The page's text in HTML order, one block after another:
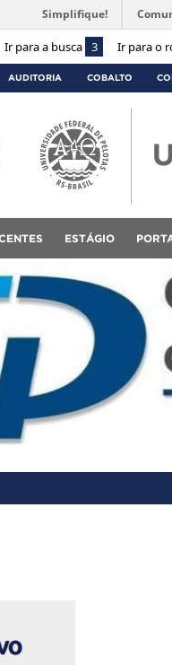
Ir para a busca 3 Ir para o
Simplifique!
AUDITORIA COBALTO
ESTÁGIO